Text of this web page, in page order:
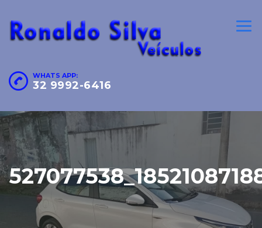
WHATS APP:
32 9992-6416